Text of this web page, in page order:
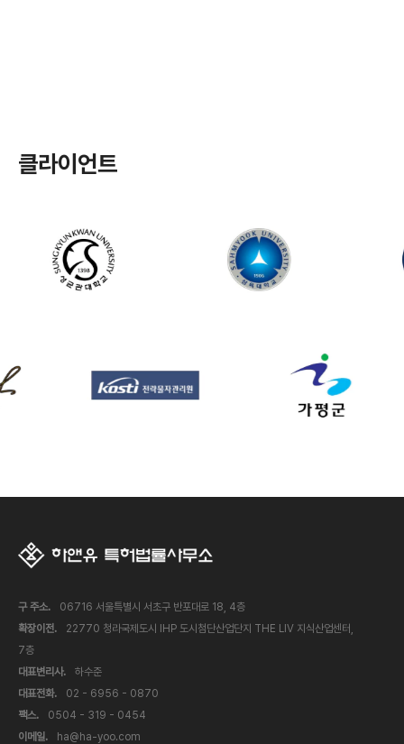
클라이언트
구 주소.
06716 서울특별시 서초구 반포대로 18, 4층
확장이전.
22770 청라국제도시 IHP 도시첨단산업단지 THE LIV 지식산업센터,
7층
대표변리사.
하수준
대표전화.
02 - 6956 - 0870
팩스.
0504 - 319 - 0454
이메일.
ha@ha-yoo.com